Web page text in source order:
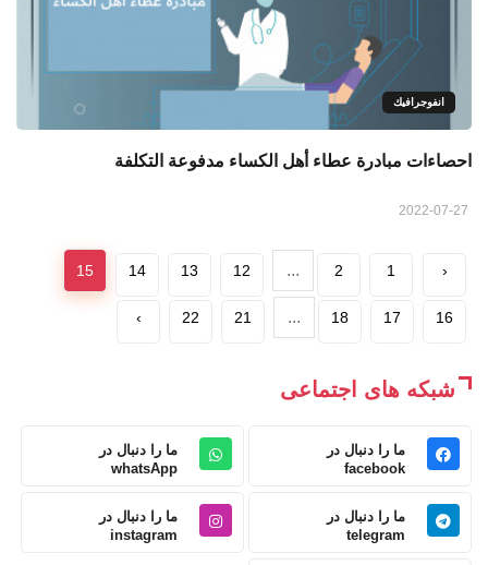
انفوجرافيك
احصاءات مبادرة عطاء أهل الكساء مدفوعة التكلفة
‹
1
2
...
12
13
14
15
16
17
18
...
21
22
›
شبکه های اجتماعی
ما را دنبال در
facebook
ما را دنبال در
whatsApp
ما را دنبال در
telegram
ما را دنبال در
instagram